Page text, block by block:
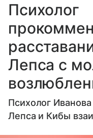
Психолог
Лепса с
Психолог
Лепса и Кибы